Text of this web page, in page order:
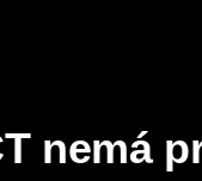
nemá